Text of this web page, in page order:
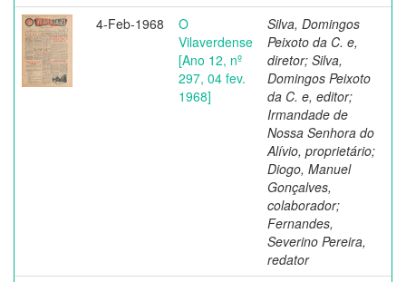
4-Feb-1968
O
Vilaverdense
[Ano 12, nº
297, 04 fev.
1968]
Silva, Domingos
Peixoto da C. e,
diretor; Silva,
Domingos Peixoto
da C. e, editor;
Irmandade de
Nossa Senhora do
Alívio, proprietário;
Diogo, Manuel
Gonçalves,
colaborador;
Fernandes,
Severino Pereira,
redator